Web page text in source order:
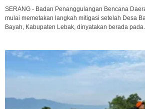
SERANG - Badan Penanggulangan Bencana
mulai memetakan langkah mitigasi setelah Desa
Bayah, Kabupaten Lebak, dinyatakan berada